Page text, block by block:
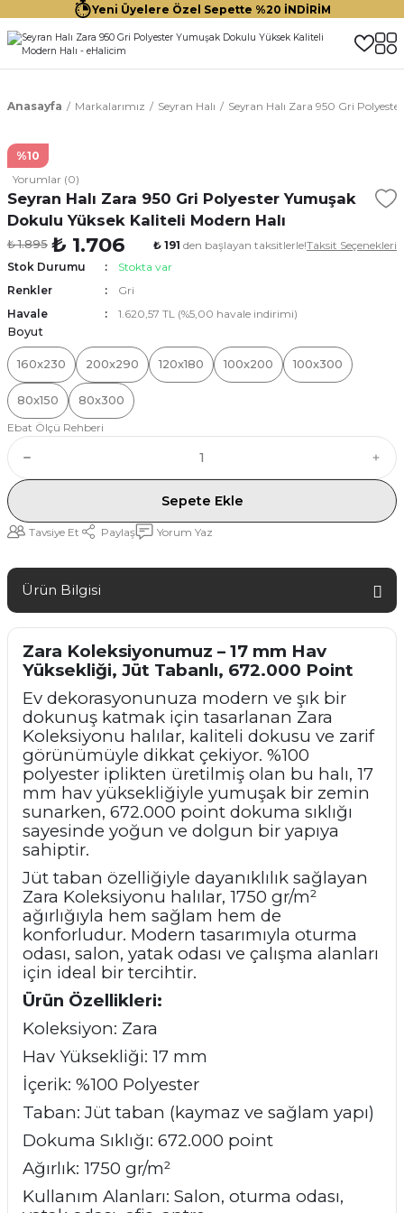
Yeni Üyelere Özel Sepette %20 İNDİRİM
Anasayfa Markalarımız Seyran Halı Seyran Halı Zara 950 Gri
%10
Yorumlar (0)
Seyran Halı Zara 950 Gri Polyester Yumuşak
Dokulu Yüksek Kaliteli Modern Halı
₺ 1.895 ₺ 1.706 ₺ 191 den başlayan taksitlerle!Taksit Seçenekleri
Stok Durumu
Stokta var
Renkler
Gri
Havale
1.620,57 TL (%5,00 havale indirimi)
Boyut
160x230 200x290 120x180 100x200 100x300
80x150
80x300
Ebat Ölçü Rehberi
Sepete Ekle
Tavsiye Et Paylaş Yorum Yaz
Ürün Bilgisi
Zara Koleksiyonumuz – 17 mm Hav
Yüksekliği, Jüt Tabanlı, 672.000 Point
Ev dekorasyonunuza modern ve şık bir
dokunuş katmak için tasarlanan Zara
Koleksiyonu halılar, kaliteli dokusu ve zarif
görünümüyle dikkat çekiyor. %100
polyester iplikten üretilmiş olan bu halı, 17
mm hav yüksekliğiyle yumuşak bir zemin
sunarken, 672.000 point dokuma sıklığı
sayesinde yoğun ve dolgun bir yapıya
sahiptir.
Jüt taban özelliğiyle dayanıklılık sağlayan
Zara Koleksiyonu halılar, 1750 gr/m²
ağırlığıyla hem sağlam hem de
konforludur. Modern tasarımıyla oturma
odası, salon, yatak odası ve çalışma alanları
için ideal bir tercihtir.
Ürün Özellikleri:
Koleksiyon: Zara
Hav Yüksekliği: 17 mm
İçerik: %100 Polyester
Taban: Jüt taban (kaymaz ve sağlam yapı)
Dokuma Sıklığı: 672.000 point
Ağırlık: 1750 gr/m²
Kullanım Alanları: Salon, oturma odası,